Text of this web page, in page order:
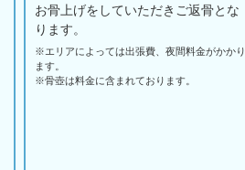
お骨上げをしていただきご返骨とな
ります。
※エリアに よっては出張費、夜間料金がかかり
ます。
※骨壺は料金に含まれております。